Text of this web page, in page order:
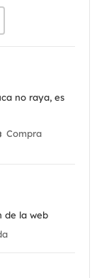
no raya, es
Compra
de la web